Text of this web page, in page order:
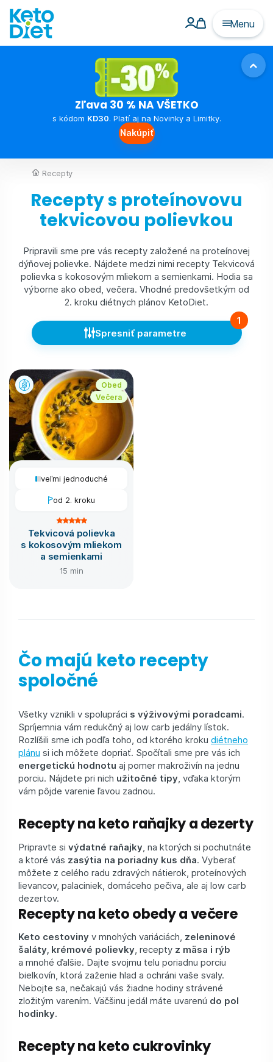
Menu
Zľava 30 % NA VŠETKO
s kódom KD30. Platí aj na Novinky a Limitky.
Nakúpiť
Recepty
Recepty s proteínovovu
tekvicovou polievkou
Pripravili sme pre vás recepty založené na proteínovej
dýňovej polievke. Nájdete medzi nimi recepty Tekvicová
polievka s kokosovým mliekom a semienkami. Hodia sa
výborne ako obed, večera. Vhodné predovšetkým od
2. kroku diétnych plánov KetoDiet.
Spresniť parametre
1
Obed
Večera
veľmi jednoduché
od 2. kroku
Tekvicová polievka
s kokosovým mliekom
a semienkami
15 min
Čo majú keto recepty
spoločné
Všetky vznikli v spolupráci s výživovými poradcami.
Spríjemnia vám redukčný aj low carb jedálny lístok.
Rozlíšili sme ich podľa toho, od ktorého kroku diétneho
plánu si ich môžete dopriať. Spočítali sme pre vás ich
energetickú hodnotu aj pomer makroživín na jednu
porciu. Nájdete pri nich užitočné tipy, vďaka ktorým
vám pôjde varenie ľavou zadnou.
Recepty na keto raňajky a dezerty
Pripravte si výdatné raňajky , na ktorých si pochutnáte
a ktoré vás zasýtia na poriadny kus dňa. Vyberať
môžete z celého radu zdravých nátierok, proteínových
lievancov, palaciniek, domáceho pečiva, ale aj low carb
dezertov.
Recepty na keto obedy a večere
Keto cestoviny v mnohých variáciách, zeleninové
šaláty, krémové polievky , recepty z mäsa i rýb
a mnohé ďalšie. Dajte svojmu telu poriadnu porciu
bielkovín, ktorá zaženie hlad a ochráni vaše svaly.
Nebojte sa, nečakajú vás žiadne hodiny strávené
zložitým varením. Väčšinu jedál máte uvarenú do pol
hodinky.
Recepty na keto cukrovinky